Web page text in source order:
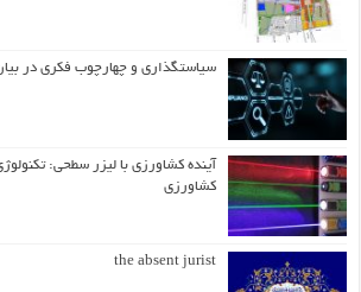
سیاستگذاری و چهارچوب فکری در
آینده کشاورزی با لیزر سطحی:
کشاورزی
the absent jurist